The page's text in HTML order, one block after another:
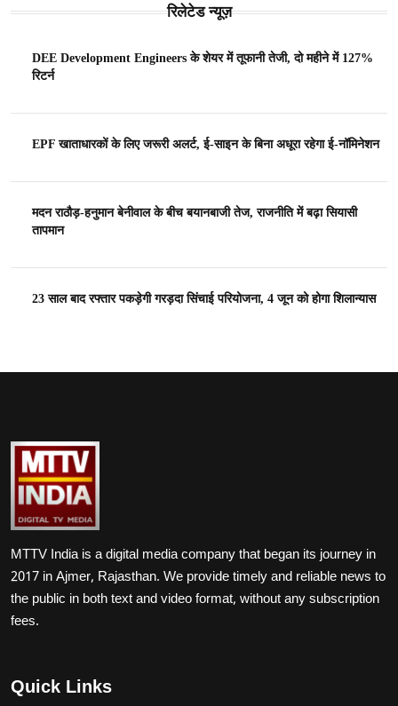
रिलेटेड न्यूज़
DEE Development Engineers के शेयर में तूफानी तेजी, दो महीने में 127%
रिटर्न
EPF खाताधारकों के लिए जरूरी अलर्ट, ई-साइन के बिना अधूरा रहेगा ई-नॉमिनेशन
मदन राठौड़-हनुमान बेनीवाल के बीच बयानबाजी तेज, राजनीति में बढ़ा सियासी
तापमान
23 साल बाद रफ्तार पकड़ेगी गरड़दा सिंचाई परियोजना, 4 जून को होगा शिलान्यास
MTTV India is a digital media company that began its journey in
2017 in Ajmer, Rajasthan. We provide timely and reliable news to
the public in both text and video format, without any subscription
fees.
Quick Links